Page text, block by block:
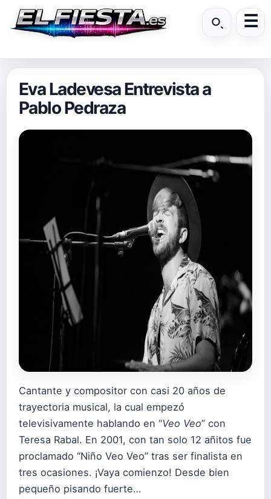
Eva Ladevesa Entrevista a
Pablo Pedraza
Cantante y compositor con casi 20 años de
trayectoria musical, la cual empezó
televisivamente hablando en “Veo Veo” con
Teresa Rabal. En 2001, con tan solo 12 añitos fue
proclamado “Niño Veo Veo” tras ser finalista en
tres ocasiones. ¡Vaya comienzo! Desde bien
pequeño pisando fuerte…